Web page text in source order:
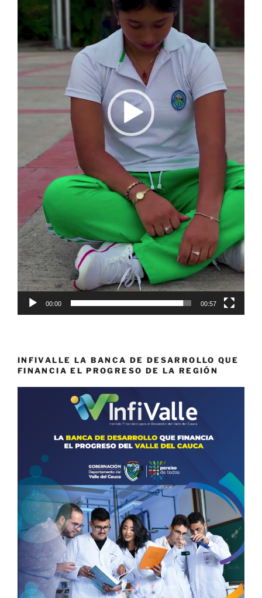
00:00 00:57
INFIVALLE LA BANCA DE DESARROLLO QUE
FINANCIA EL PROGRESO DE LA REGIÓN